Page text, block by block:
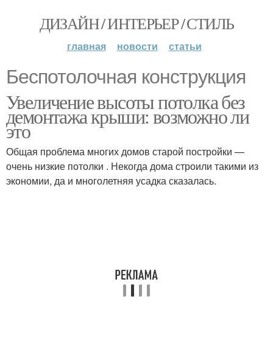
ДИЗАЙН / ИНТЕРЬЕР / СТИЛЬ
главная новости статьи
Беспотолочная конструкция
Увеличение высоты потолка без
демонтажа крыши: возможно ли
это
Общая проблема многих домов старой постройки —
очень низкие потолки . Некогда дома строили такими из
экономии, да и многолетняя усадка сказалась.